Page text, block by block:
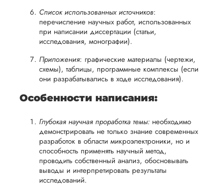
Список использованных источников:
перечисление научных работ, использованных
при написании диссертации (статьи,
исследования, монографии).
Приложения: графические материалы (чертежи,
схемы), таблицы, программные комплексы (если
они разрабатывались в ходе исследования).
Особенности написания:
Глубокая научная проработка темы: необходимо
демонстрировать не только знание современных
разработок в области микроэлектроники, но и
способность применять научный метод,
проводить собственный анализ, обосновывать
выводы и интерпретировать результаты
исследований.